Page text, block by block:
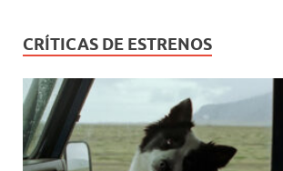
CRÍTICAS DE ESTRENOS